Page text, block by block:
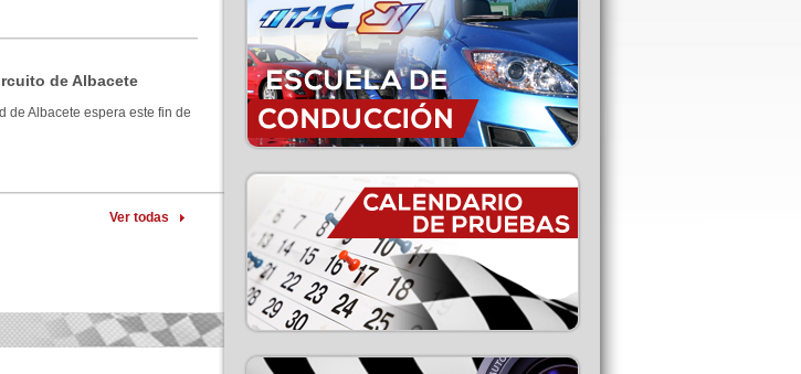
de Albacete
de Albacete espera este fin de
Ver todas